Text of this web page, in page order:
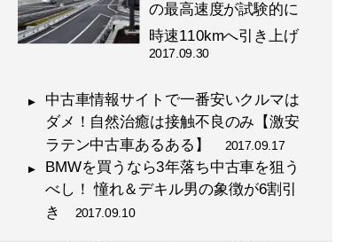
の最高速度が試験的に
時速110kmへ引き上げ
2017.09.30
中古車情報サイトで一番安いクルマは
ダメ！自然治癒は接触不良のみ【激安
ラテン中古車あるある】 2017.09.17
BMWを買うなら3年落ち中古車を狙う
べし！ 憧れ＆デキル男の象徴が6割引
き
2017.09.10